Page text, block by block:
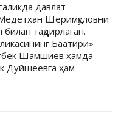
давлат
Шеримқуловни
тақдирлаган.
Баатири»
Шамшиев ҳамда
Дуйшеевга ҳам